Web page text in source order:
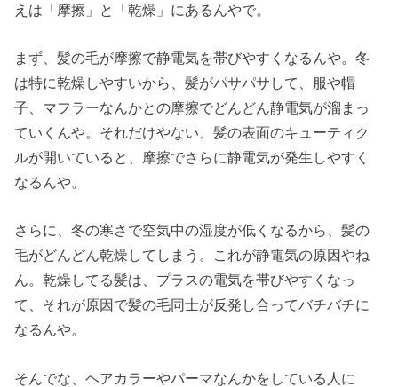
えは「摩擦」と「乾燥」にあるんやで。
まず、髪の毛が摩擦で静電気を帯びやすくなるんや。冬
は特に乾燥しやすいから、髪がパサパサして、服や帽
子、マフラーなんかとの摩擦でどんどん静電気が溜まっ
ていくんや。それだけやない、髪の表面のキューティク
ルが開いていると、摩擦でさらに静電気が発生しやすく
なるんや。
さらに、冬の寒さで空気中の湿度が低くなるから、髪の
毛がどんどん乾燥してしまう。これが静電気の原因やね
ん。乾燥してる髪は、プラスの電気を帯びやすくなっ
て、それが原因で髪の毛同士が反発し合ってバチバチに
なるんや。
そんでな、ヘアカラーやパーマなんかをしている人に